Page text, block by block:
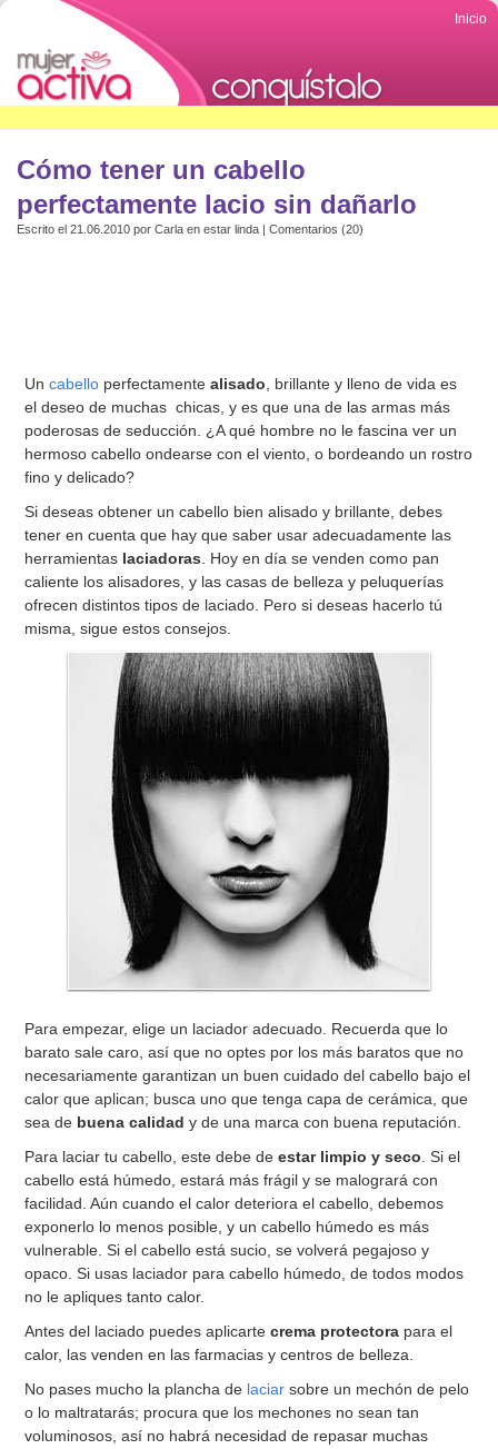
Inicio
Cómo tener un cabello
perfectamente lacio sin dañarlo
Escrito el 21.06.2010 por Carla en estar linda | Comentarios (20)
Uncabello perfectamentealisado , brillante y lleno de vida es
el deseo de muchas chicas, y es que una de las armas más
poderosas de seducción. ¿A qué hombre no le fascina ver un
hermoso cabello ondearse con el viento, o bordeando un rostro
fino y delicado?
Si deseas obtener un cabello bien alisado y brillante, debes
tener en cuenta que hay que saber usar adecuadamente las
herramientas laciadoras . Hoy en día se venden como pan
caliente los alisadores, y las casas de belleza y peluquerías
ofrecen distintos tipos de laciado. Pero si deseas hacerlo tú
misma, sigue estos consejos.
Para empezar, elige un laciador adecuado. Recuerda que lo
barato sale caro, así que no optes por los más baratos que no
necesariamente garantizan un buen cuidado del cabello bajo el
calor que aplican; busca uno que tenga capa de cerámica, que
sea de buena calidady de una marca con buena reputación.
Para laciar tu cabello, este debe deestar limpio y seco . Si el
cabello está húmedo, estará más frágil y se malogrará con
facilidad. Aún cuando el calor deteriora el cabello, debemos
exponerlo lo menos posible, y un cabello húmedo es más
vulnerable. Si el cabello está sucio, se volverá pegajoso y
opaco. Si usas laciador para cabello húmedo, de todos modos
no le apliques tanto calor.
Antes del laciado puedes aplicarte crema protectora para el
calor, las venden en las farmacias y centros de belleza.
No pases mucho la plancha de laciar sobre un mechón de pelo
o lo maltratarás; procura que los mechones no sean tan
voluminosos, así no habrá necesidad de repasar muchas